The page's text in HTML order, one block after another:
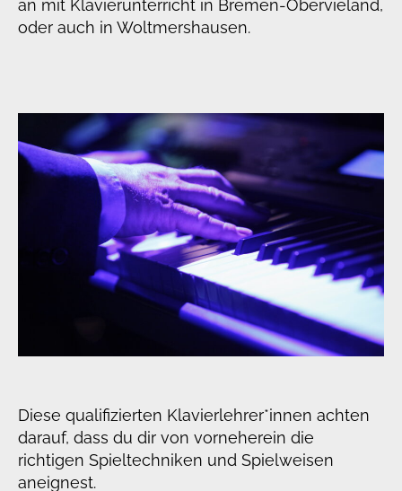
an mit Klavierunterricht in Bremen-Obervieland,
oder auch in Woltmershausen.
Diese qualifizierten Klavierlehrer*innen achten
darauf, dass du dir von vorneherein die
richtigen Spieltechniken und Spielweisen
aneignest.